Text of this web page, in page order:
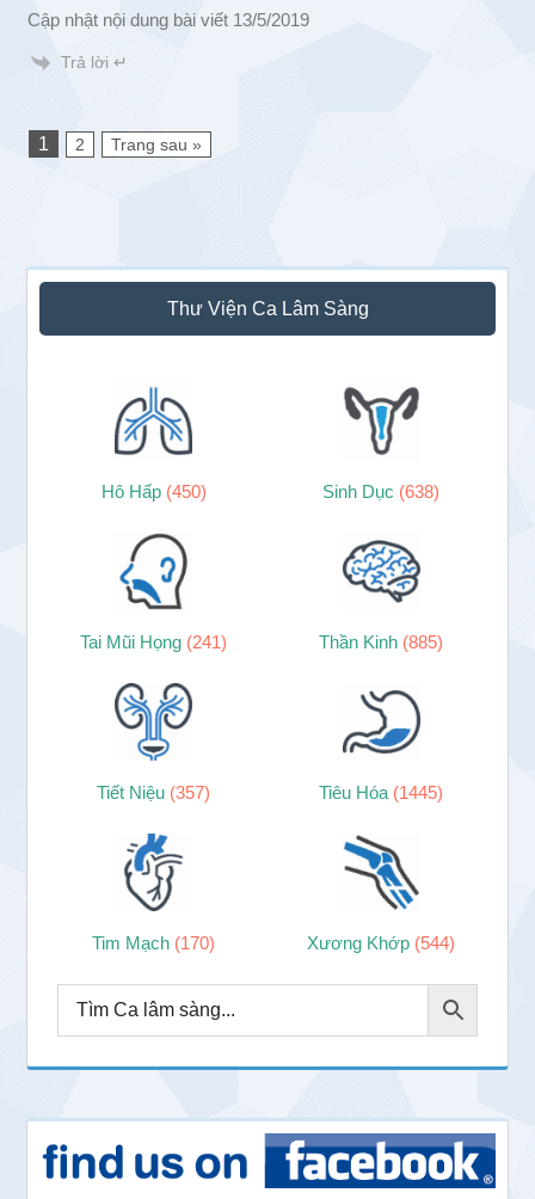
Cập nhật nội dung bài viết 13/5/2019
Trả lời ↵
1 2 Trang sau »
Sidebar
chính
Thư Viện Ca Lâm Sàng
Hô Hấp (450) Sinh Dục (638)
Tai Mũi Họng (241) Thần Kinh (885)
Tiết Niệu (357) Tiêu Hóa (1445)
Tim Mạch (170) Xương Khớp (544)